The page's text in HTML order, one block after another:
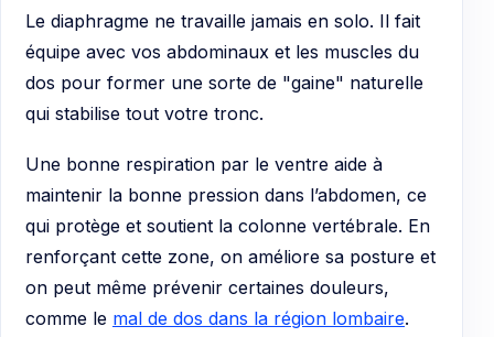
Le diaphragme ne travaille jamais en solo. Il fait
équipe avec vos abdominaux et les muscles du
dos pour former une sorte de "gaine" naturelle
qui stabilise tout votre tronc.
Une bonne respiration par le ventre aide à
maintenir la bonne pression dans l’abdomen, ce
qui protège et soutient la colonne vertébrale. En
renforçant cette zone, on améliore sa posture et
on peut même prévenir certaines douleurs,
comme le mal de dos dans la région lombaire.